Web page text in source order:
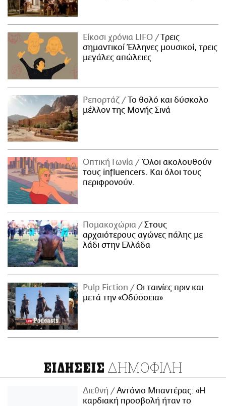
Είκοσι χρόνια LIFO
Tρεις
σημαντικοί Έλληνες μουσικοί, τρεις
μεγάλες απώλειες
Ρεπορτάζ
Το θολό και δύσκολο
μέλλον της Μονής Σινά
Οπτική Γωνία
Όλοι ακολουθούν
τους influencers. Και όλοι τους
περιφρονούν.
Πομακοχώρια
Στους
αρχαιότερους αγώνες πάλης με
λάδι στην Ελλάδα
Pulp Fiction
Οι ταινίες πριν και
μετά την «Οδύσσεια»
ΕΙΔΗΣΕΙΣ ΔΗΜΟΦΙΛΗ
Διεθνή
Αντόνιο Μπαντέρας: «Η
καρδιακή προσβολή ήταν το